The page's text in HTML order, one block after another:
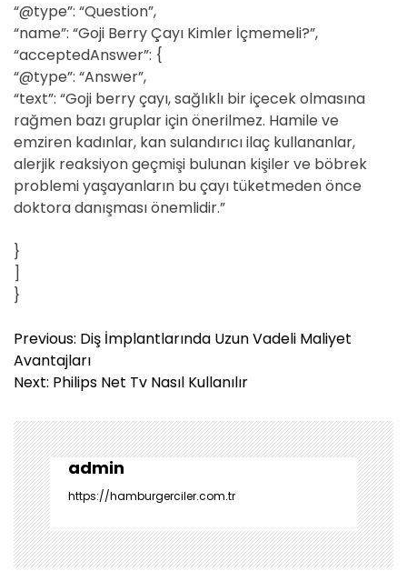
“@type”: “Question”,
“name”: “Goji Berry Çayı Kimler İçmemeli?”,
“acceptedAnswer”: {
“@type”: “Answer”,
“text”: “Goji berry çayı, sağlıklı bir içecek olmasına
rağmen bazı gruplar için önerilmez. Hamile ve
emziren kadınlar, kan sulandırıcı ilaç kullananlar,
alerjik reaksiyon geçmişi bulunan kişiler ve böbrek
problemi yaşayanların bu çayı tüketmeden önce
doktora danışması önemlidir.”
}
]
}
Y
a
z
g
e
z
i
n
m
e
Previous: Diş İmplantlarında Uzun Vadeli Maliyet
Avantajları
Next: Philips Net Tv Nasıl Kullanılır
admin
https://hamburgerciler.com.tr